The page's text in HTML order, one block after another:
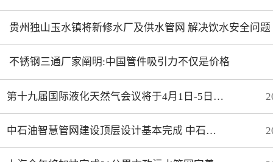
贵州独山玉水镇将新修水厂及供水管网 解决饮水安全问题
不锈钢三通厂家阐明:中国管件吸引力不仅是价格
第十九届国际液化天然气会议将于4月1日-5日在上海召开
中石油智慧管网建设顶层设计基本完成 中石化智能化管道取得初步成效